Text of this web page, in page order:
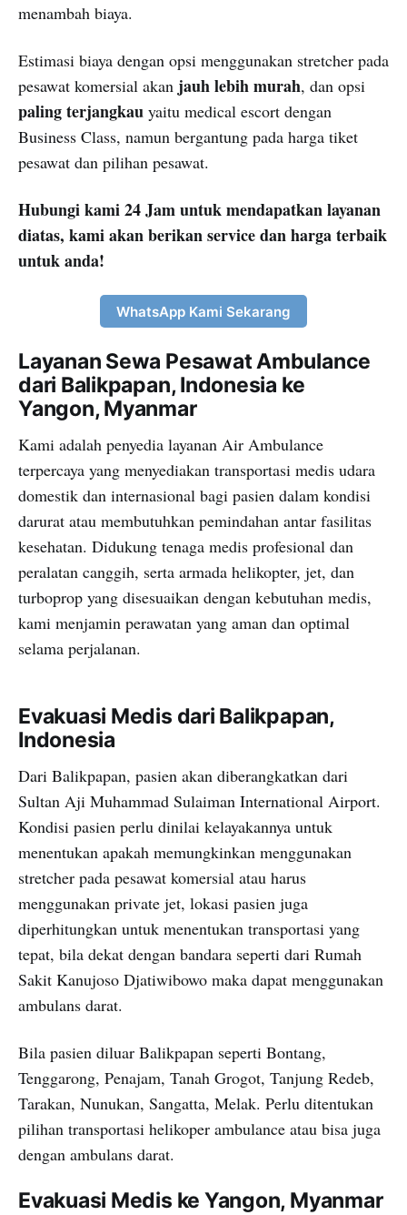
menambah biaya.
Estimasi biaya dengan opsi menggunakan stretcher pada
pesawat komersial akan jauh lebih murah, dan opsi
paling terjangkau yaitu medical escort dengan
Business Class, namun bergantung pada harga tiket
pesawat dan pilihan pesawat.
Hubungi kami 24 Jam untuk mendapatkan layanan
diatas, kami akan berikan service dan harga terbaik
untuk anda!
WhatsApp Kami Sekarang
Layanan Sewa Pesawat Ambulance
dari Balikpapan, Indonesia ke
Yangon, Myanmar
Kami adalah penyedia layanan Air Ambulance
terpercaya yang menyediakan transportasi medis udara
domestik dan internasional bagi pasien dalam kondisi
darurat atau membutuhkan pemindahan antar fasilitas
kesehatan. Didukung tenaga medis profesional dan
peralatan canggih, serta armada helikopter, jet, dan
turboprop yang disesuaikan dengan kebutuhan medis,
kami menjamin perawatan yang aman dan optimal
selama perjalanan.
Evakuasi Medis dari Balikpapan,
Indonesia
Dari Balikpapan, pasien akan diberangkatkan dari
Sultan Aji Muhammad Sulaiman International Airport.
Kondisi pasien perlu dinilai kelayakannya untuk
menentukan apakah memungkinkan menggunakan
stretcher pada pesawat komersial atau harus
menggunakan private jet, lokasi pasien juga
diperhitungkan untuk menentukan transportasi yang
tepat, bila dekat dengan bandara seperti dari Rumah
Sakit Kanujoso Djatiwibowo maka dapat menggunakan
ambulans darat.
Bila pasien diluar Balikpapan seperti Bontang,
Tenggarong, Penajam, Tanah Grogot, Tanjung Redeb,
Tarakan, Nunukan, Sangatta, Melak. Perlu ditentukan
pilihan transportasi helikoper ambulance atau bisa juga
dengan ambulans darat.
Evakuasi Medis ke Yangon, Myanmar